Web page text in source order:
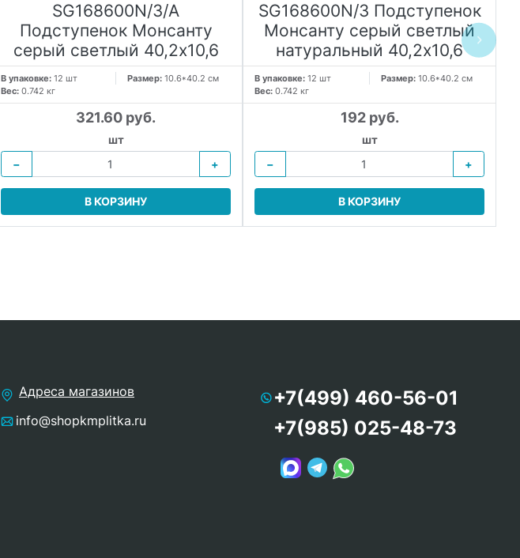
SG168600N/3/A
Подступенок Монсанту
серый светлый 40,2х10,6
В упаковке: 12 шт Размер: 10.6*40.2 см
Вес: 0.742 кг
321.60 руб.
шт
−
+
В КОРЗИНУ
SG168600N/3 Подступенок
Монсанту серый светлый
натуральный 40,2х10,6
В упаковке: 12 шт Размер: 10.6*40.2 см
Вес: 0.742 кг
192 руб.
шт
−
+
В КОРЗИНУ
Адреса магазинов
info@shopkmplitka.ru
+7(499) 460-56-01
+7(985) 025-48-73